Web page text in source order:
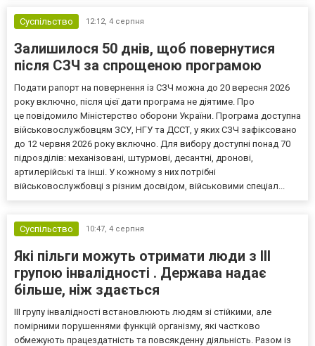
Суспільство
12:12, 4 серпня
Залишилося 50 днів, щоб повернутися
після СЗЧ за спрощеною програмою
Подати рапорт на повернення із СЗЧ можна до 20 вересня 2026
року включно, після цієї дати програма не діятиме. Про
це повідомило Міністерство оборони України. Програма доступна
військовослужбовцям ЗСУ, НГУ та ДССТ, у яких СЗЧ зафіксовано
до 12 червня 2026 року включно. Для вибору доступні понад 70
підрозділів: механізовані, штурмові, десантні, дронові,
артилерійські та інші. У кожному з них потрібні
військовослужбовці з різним досвідом, військовими спеціал...
Суспільство 10:47, 4 серпня
Які пільги можуть отримати люди з III
групою інвалідності . Держава надає
більше, ніж здається
III групу інвалідності встановлюють людям зі стійкими, але
помірними порушеннями функцій організму, які частково
обмежують працездатність та повсякденну діяльність. Разом із